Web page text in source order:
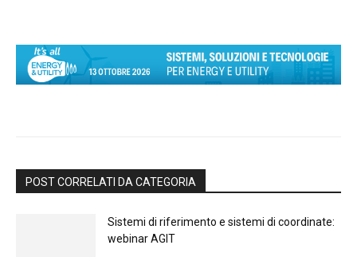
POST CORRELATI DA CATEGORIA
Sistemi di riferimento e sistemi di coordinate:
webinar AGIT